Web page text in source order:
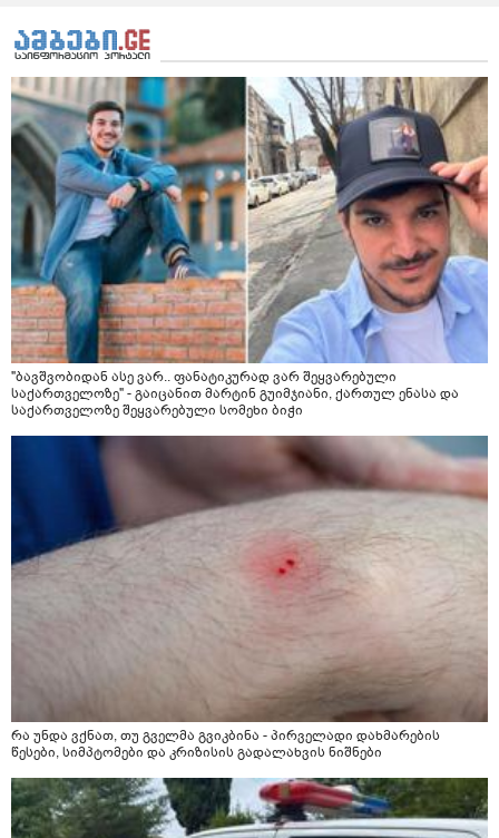
ძალაინ მგრძნობიარე ყველაფერზე მეტირება ( ვინმერ
რომ ჩხუბობს ცუდად ვხდები შიშები მეწყება ეგრევე (
ასევე მაქვს დანგრეული ოჯახი 7 თვეა 5წლიანი
ქორწინება დასრულებული იყო ღალატი პატიებები
მანიპულაციები რომ თავს მოიკლავდა თუ წამოვიდოდი
მისგან ეს ტოქსიკური ურთიერთობა დავასრულე ეხლა
ისებ ასე ვარ თავბრუხვევებით და როგორ მოვიქცეე
არვიცი ბოდიში ცოყა არულად მიწერია
"ბავშვობიდან ასე ვარ.. ფანატიკურად ვარ შეყვარებული
საქართველოზე" - გაიცანით მარტინ გუიმჯიანი, ქართულ ენასა და
საქართველოზე შეყვარებული სომეხი ბიჭი
რა უნდა ვქნათ, თუ გველმა გვიკბინა - პირველადი დახმარების
წესები, სიმპტომები და კრიზისის გადალახვის ნიშნები